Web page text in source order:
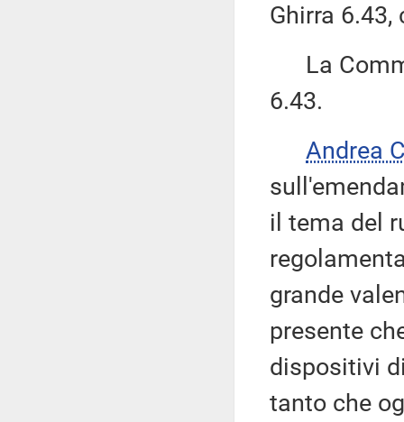
Ghirra
La
6.43.
Andrea
il tema del
grande
presente
dispositivi
tanto che